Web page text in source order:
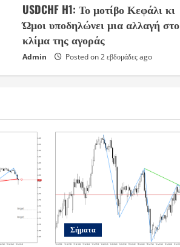
USDCHF H1: Το μοτίβο Κεφάλι κι
Ώμοι υποδηλώνει μια αλλαγή στο
κλίμα της αγοράς
Admin Posted on 2 εβδομάδες ago
Σήματα